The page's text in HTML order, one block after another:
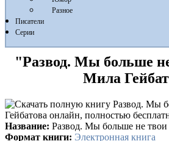
Разное
Писатели
Серии
"Развод. Мы больше
Мила
Название: Развод. Мы больше не твои
Формат книги: Электронная книга